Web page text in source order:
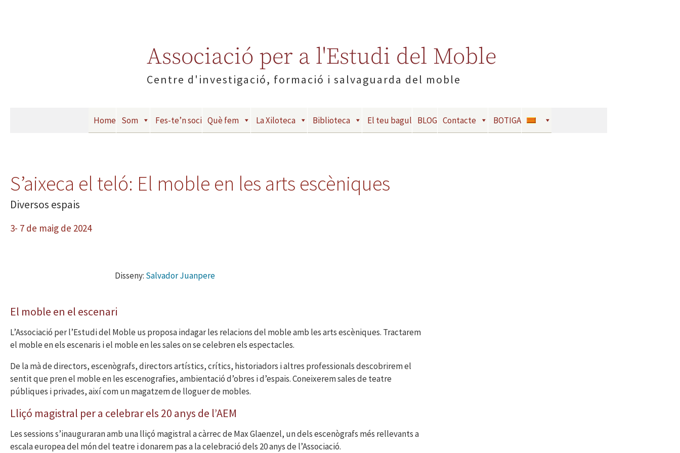
Associació per a l'Estudi del Moble
Centre d'investigació, formació i salvaguarda del moble
Home Som Fes-te’n soci Què fem La Xiloteca Biblioteca El teu bagul BLOG Contacte BOTIGA
S’aixeca el teló: El moble en les arts escèniques
Diversos espais
3- 7 de maig de 2024
Disseny: Salvador Juanpere
El moble en el escenari
L’Associació per l’Estudi del Moble us proposa indagar les relacions del moble amb les arts escèniques. Tractarem
el moble en els escenaris i el moble en les sales on se celebren els espectacles.
De la mà de directors, escenògrafs, directors artístics, crítics, historiadors i altres professionals descobrirem el
sentit que pren el moble en les escenografies, ambientació d’obres i d’espais. Coneixerem sales de teatre
públiques i privades, així com un magatzem de lloguer de mobles.
Lliçó magistral per a celebrar els 20 anys de l’AEM
Les sessions s’inauguraran amb una lliçó magistral a càrrec de Max Glaenzel, un dels escenògrafs més rellevants a
escala europea del món del teatre i donarem pas a la celebració dels 20 anys de l’Associació.